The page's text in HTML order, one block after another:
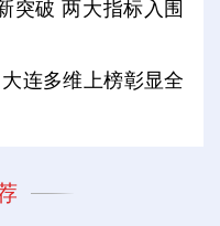
突破 两大指标入围
连多维上榜彰显全